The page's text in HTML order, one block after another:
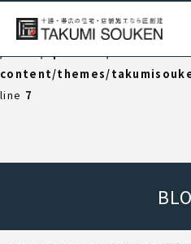
Warning: Undefined variable
/home/np202102/
content/themes/
line 7